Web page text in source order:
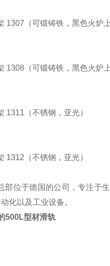
1307（可锻铸铁，黑色火炉上
1308（可锻铸铁，黑色火炉上
1311（不锈钢，亚光）
1312（不锈钢，亚光）
部位于德国的公司，专注于
化以及工业设备。
500L型材滑轨